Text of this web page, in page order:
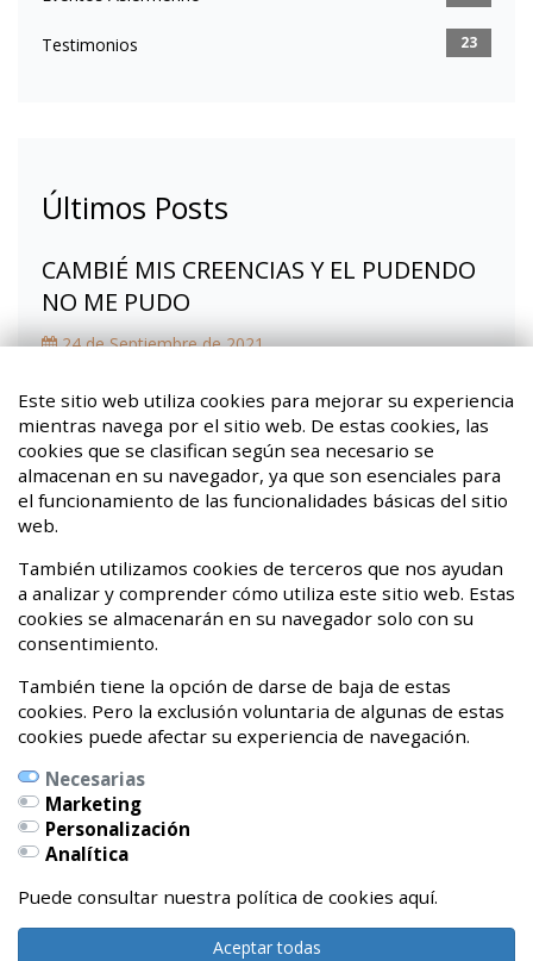
Testimonios 23
Últimos Posts
CAMBIÉ MIS CREENCIAS Y EL PUDENDO
NO ME PUDO
24 de Septiembre de 2021
Fibromialgia, la mochila que ya no llevo
08 de Marzo de 2021
¡Hasta nunca dolor crónico!
Teléfonos:
Este sitio web utiliza cookies para mejorar su experiencia
mientras navega por el sitio web. De estas cookies, las
cookies que se clasifican según sea necesario se
almacenan en su navegador, ya que son esenciales para
el funcionamiento de las funcionalidades básicas del sitio
web.
También utilizamos cookies de terceros que nos ayudan
a analizar y comprender cómo utiliza este sitio web. Estas
cookies se almacenarán en su navegador solo con su
consentimiento.
También tiene la opción de darse de baja de estas
cookies. Pero la exclusión voluntaria de algunas de estas
cookies puede afectar su experiencia de navegación.
Necesarias
Marketing
Personalización
Analítica
Puede consultar nuestra política de cookies aquí.
Aceptar todas